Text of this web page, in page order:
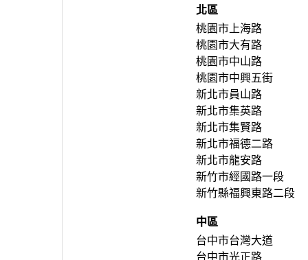
北區
桃園市上海路
桃園市大有路
桃園市中山路
桃園市中興五街
新北市員山路
新北市集英路
新北市集賢路
新北市福德二路
新北市龍安路
新竹市經國路一段
新竹縣福興東路二段
中區
台中市台灣大道
台中市光正路